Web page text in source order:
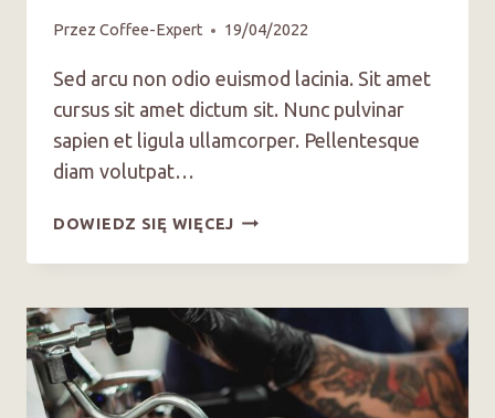
Przez Coffee-Expert 19/04/2022
Sed arcu non odio euismod lacinia. Sit amet
cursus sit amet dictum sit. Nunc pulvinar
sapien et ligula ullamcorper. Pellentesque
diam volutpat…
DOWIEDZ SIĘ WIĘCEJCOFFEE
FOUNDER
NEW
COMPANY